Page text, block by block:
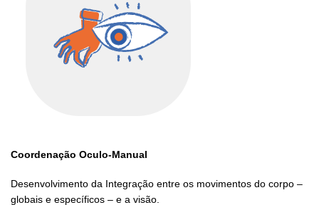
Coordenação Oculo-Manual
Desenvolvimento da Integração entre os movimentos do corpo –
globais e específicos – e a visão.